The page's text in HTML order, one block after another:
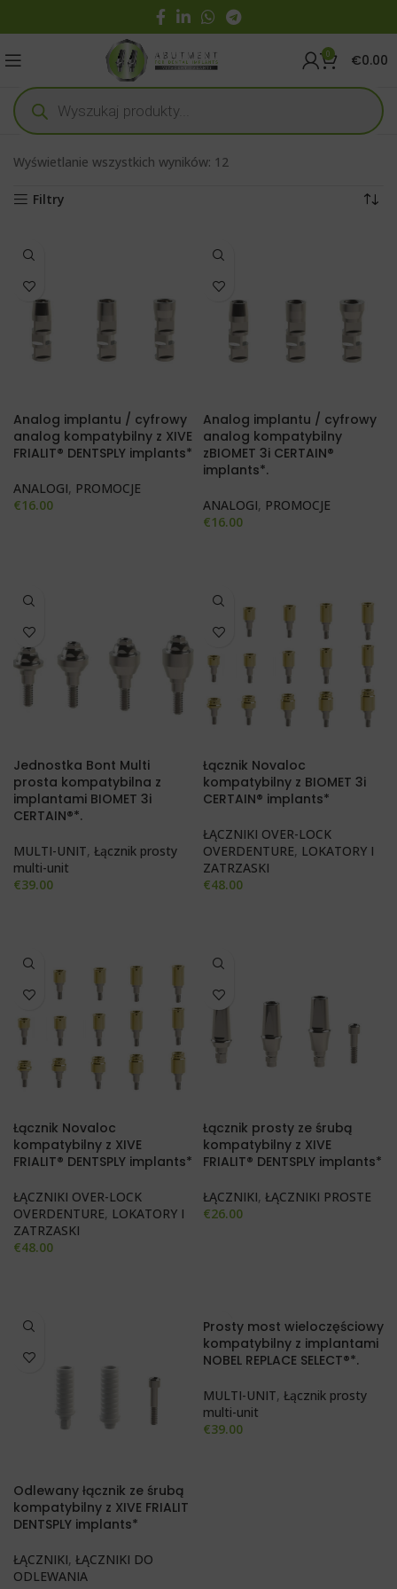
0 €0.00
Wyświetlanie wszystkich wyników: 12
Filtry
Analog implantu / cyfrowy
analog kompatybilny z XIVE
FRIALIT® DENTSPLY implants*
ANALOGI, PROMOCJE
€16.00
Analog implantu / cyfrowy
analog kompatybilny
zBIOMET 3i CERTAIN®
implants*.
ANALOGI, PROMOCJE
€16.00
Jednostka Bont Multi
prosta kompatybilna z
implantami BIOMET 3i
CERTAIN®*.
MULTI-UNIT, Łącznik prosty
multi-unit
€39.00
Łącznik Novaloc
kompatybilny z BIOMET 3i
CERTAIN® implants*
ŁĄCZNIKI OVER-LOCK
OVERDENTURE, LOKATORY I
ZATRZASKI
€48.00
Łącznik Novaloc
kompatybilny z XIVE
FRIALIT® DENTSPLY implants*
ŁĄCZNIKI OVER-LOCK
OVERDENTURE, LOKATORY I
ZATRZASKI
€48.00
Łącznik prosty ze śrubą
kompatybilny z XIVE
FRIALIT® DENTSPLY implants*
ŁĄCZNIKI, ŁĄCZNIKI PROSTE
€26.00
Odlewany łącznik ze śrubą
kompatybilny z XIVE FRIALIT
DENTSPLY implants*
ŁĄCZNIKI, ŁĄCZNIKI DO
ODLEWANIA
Prosty most wieloczęściowy
kompatybilny z implantami
NOBEL REPLACE SELECT®*.
MULTI-UNIT, Łącznik prosty
multi-unit
€39.00